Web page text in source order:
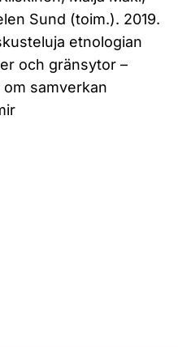
Sund (toim.). 2019.
etnologian
och gränsytor –
samverkan